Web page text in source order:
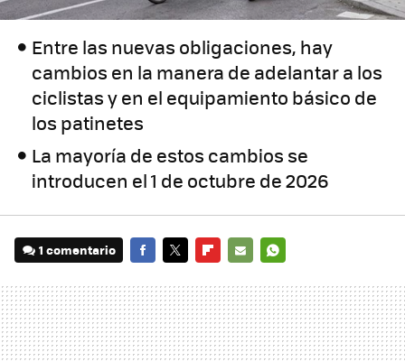
Entre las nuevas obligaciones, hay
cambios en la manera de adelantar a los
ciclistas y en el equipamiento básico de
los patinetes
La mayoría de estos cambios se
introducen el 1 de octubre de 2026
1 comentario
MAIL